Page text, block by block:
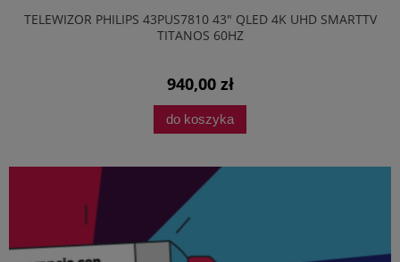
TELEWIZOR PHILIPS 43PUS7810 43" QLED 4K UHD SMARTTV
TITANOS 60HZ
940,00 zł
do koszyka